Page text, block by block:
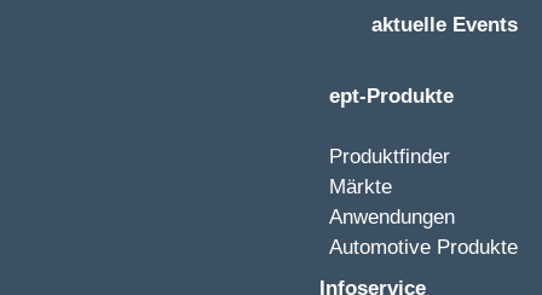
aktuelle Events
ept-Produkte
Produktfinder
Märkte
Anwendungen
Automotive Produkte
Infoservice